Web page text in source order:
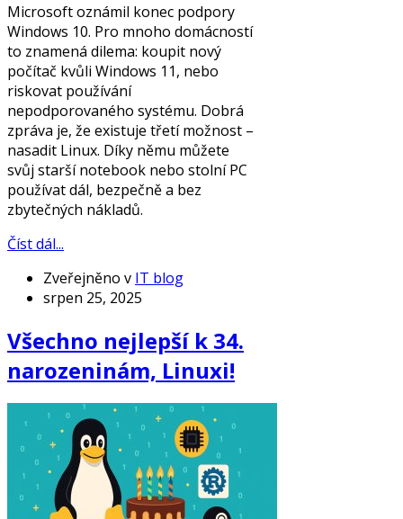
Microsoft oznámil konec podpory
Windows 10. Pro mnoho domácností
to znamená dilema: koupit nový
počítač kvůli Windows 11, nebo
riskovat používání
nepodporovaného systému. Dobrá
zpráva je, že existuje třetí možnost –
nasadit Linux. Díky němu můžete
svůj starší notebook nebo stolní PC
používat dál, bezpečně a bez
zbytečných nákladů.
Číst dál...
Zveřejněno v IT blog
srpen 25, 2025
Všechno nejlepší k 34.
narozeninám, Linuxi!